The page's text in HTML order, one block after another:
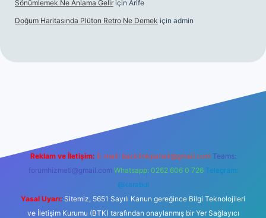
Sönümlemek Ne Anlama Gelir için Arife
Doğum Haritasında Plüton Retro Ne Demek için admin
Reklam ve İletişim: E-mail: backlinkpaneli@gmail.com Teams:
forumhizmeti@gmail.com Whatsapp: 0262 606 0 726 Telegram:
@karabul
Yasal Uyarı: Sitemiz, 5651 Sayılı Kanun gereğince Bilgi Teknolojileri
ve İletişim Kurumu (BTK) tarafından onaylanmış bir Yer Sağlayıcı